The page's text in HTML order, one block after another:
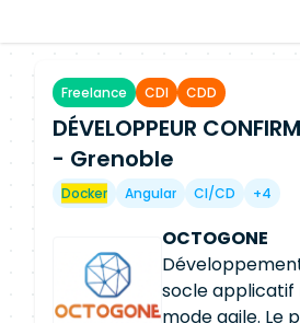
Freelance CDI CDD
DÉVELOPPEUR
- Grenoble
Docker Angular CI/CD +4
OCTOGONE
socle applicatif
mode agile. Le